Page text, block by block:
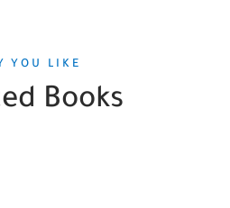
YOU LIKE
Books